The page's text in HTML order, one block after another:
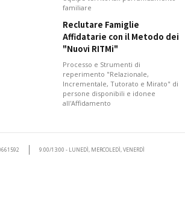
familiare
Reclutare Famiglie
Affidatarie con il Metodo dei
"Nuovi RITMi"
Processo e Strumenti di
reperimento "Relazionale,
Incrementale, Tutorato e Mirato" di
persone disponibili e idonee
all'Affidamento
9:00/13:00 - LUNEDÌ, MERCOLEDÌ, VENERDÌ